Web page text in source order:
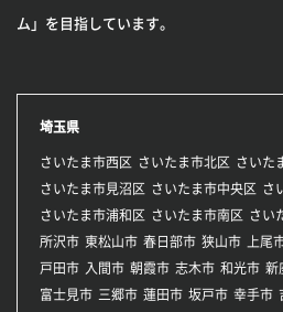
ム」を目指しています。
埼玉県
さいたま市西区 さいたま市北区
さいた
さいたま市見沼区
さいたま市中央区
さ
さいたま市浦和区
さいたま市南区 さい
所沢市 東松山市 春日部市 狭山市 上尾
戸田市 入間市 朝霞市 志木市 和光市 新
富士見市 三郷市 蓮田市 坂戸市 幸手市